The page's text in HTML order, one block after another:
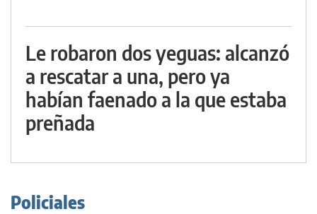
Le robaron dos yeguas: alcanzó
a rescatar a una, pero ya
habían faenado a la que estaba
preñada
Policiales